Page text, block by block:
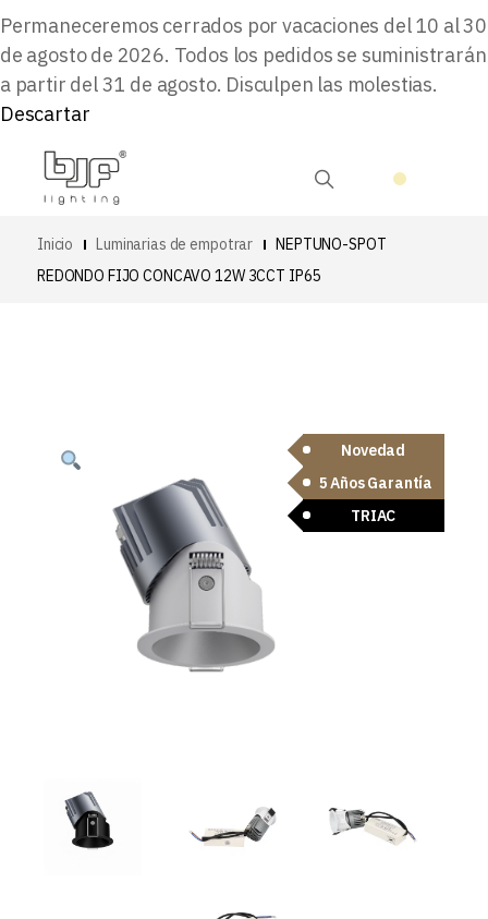
Permaneceremos cerrados por vacaciones del 10 al 30
de agosto de 2026. Todos los pedidos se suministrarán
a partir del 31 de agosto. Disculpen las molestias.
Descartar
Inicio Luminarias de empotrar
NEPTUNO-SPOT
REDONDO FIJO CONCAVO 12W 3CCT IP65
Novedad
5 Años Garantía
TRIAC